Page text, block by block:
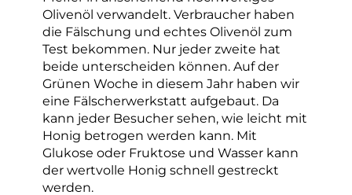
Olivenöl verwandelt. Verbraucher haben
die Fälschung und echtes Olivenöl zum
Test bekommen. Nur jeder zweite hat
beide unterscheiden können. Auf der
Grünen Woche in diesem Jahr haben wir
eine Fälscherwerkstatt aufgebaut. Da
kann jeder Besucher sehen, wie leicht mit
Honig betrogen werden kann. Mit
Glukose oder Fruktose und Wasser kann
der wertvolle Honig schnell gestreckt
werden.